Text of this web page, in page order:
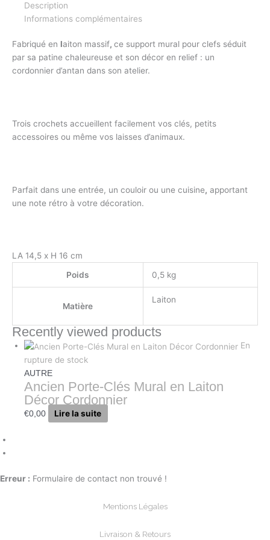
Description
Informations complémentaires
Fabriqué en laiton massif, ce support mural pour clefs séduit
par sa patine chaleureuse et son décor en relief : un
cordonnier d’antan dans son atelier.
Trois crochets accueillent facilement vos clés, petits
accessoires ou même vos laisses d’animaux.
Parfait dans une entrée, un couloir ou une cuisine, apportant
une note rétro à votre décoration.
LA 14,5 x H 16 cm
Poids
0,5 kg
Matière
Laiton
Recently viewed products
En
rupture de stock
AUTRE
Ancien Porte-Clés Mural en Laiton
Décor Cordonnier
€0,00 Lire la suite
Erreur : Formulaire de contact non trouvé !
Mentions Légales
Livraison & Retours